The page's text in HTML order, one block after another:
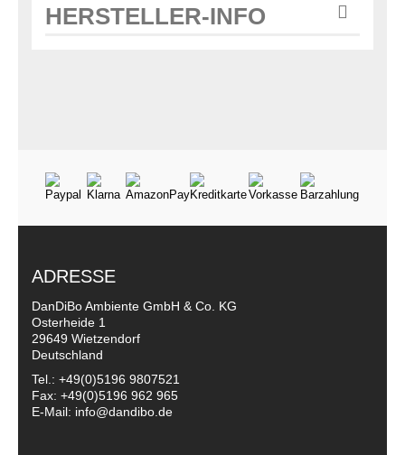
HERSTELLER-INFO
ADRESSE
DanDiBo Ambiente GmbH & Co. KG
Osterheide 1
29649 Wietzendorf
Deutschland
Tel.: +49(0)5196 9807521
Fax: +49(0)5196 962 965
E-Mail: info@dandibo.de